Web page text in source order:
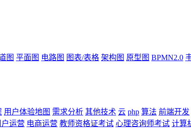
图 平面图 电路图 图表/表格 架构图 原型图 BPMN2.0
用户体验地图 需求分析 其他技术 云 php 算法 前端开发
户运营 电商运营 教师资格证考试 心理咨询师考试 计算